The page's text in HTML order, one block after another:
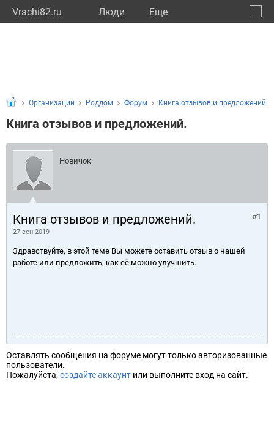
Vrachi82.ru Люди Eще
Организации Роддом Форум Книга отзывов и предложений.
Книга отзывов и предложений.
Новичок
Книга отзывов и предложений.
27 сен 2019
#1
Здравствуйте, в этой теме Вы можете оставить отзыв о нашей
работе или предложить, как её можно улучшить.
Оставлять сообщения на форуме могут только авторизованные
пользователи.
Пожалуйста, создайте аккаунт или выполните вход на сайт.